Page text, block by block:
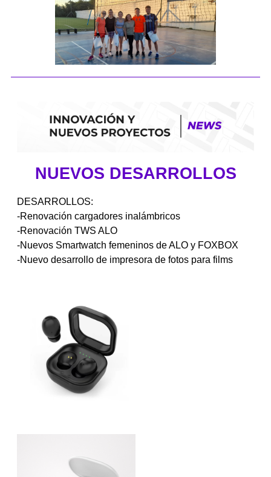
NUEVOS DESARROLLOS
DESARROLLOS:
-Renovación cargadores inalámbricos
-Renovación TWS ALO
-Nuevos Smartwatch femeninos de ALO y FOXBOX
-Nuevo desarrollo de impresora de fotos para films